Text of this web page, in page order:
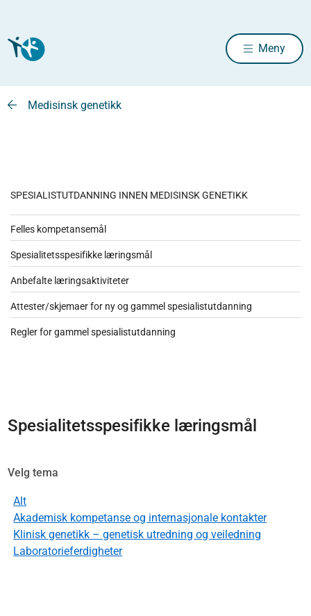
Meny
Medisinsk genetikk
SPESIALISTUTDANNING INNEN MEDISINSK GENETIKK
Felles kompetansemål
Spesialitetsspesifikke læringsmål
Anbefalte læringsaktiviteter
Attester/skjemaer for ny og gammel spesialistutdanning
Regler for gammel spesialistutdanning
Spesialitetsspesifikke læringsmål
Velg tema
Alt
Akademisk kompetanse og internasjonale kontakter
Klinisk genetikk – genetisk utredning og veiledning
Laboratorieferdigheter